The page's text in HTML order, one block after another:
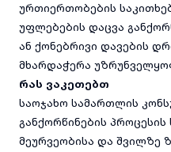
ურთიერთობების
უფლებების დაცვა
ან ქონებრივი დავების
მხარდაჭერა
რას ვაკეთებთ
საოჯახო სამართლის
განქორწინების
მეურვეობისა და შვილზე